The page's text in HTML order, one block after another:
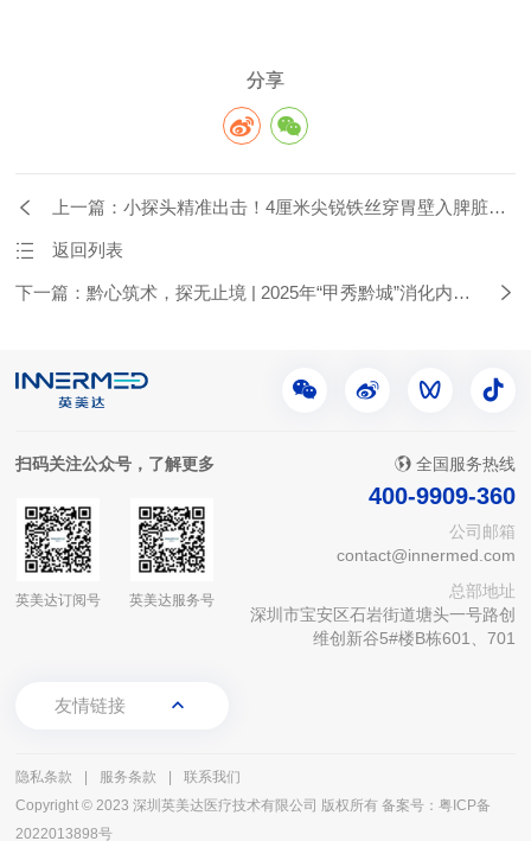
分享
上一篇：小探头精准出击！4厘米尖锐铁丝穿胃壁入脾脏，
返回列表
下一篇：黔心筑术，探无止境 | 2025年“甲秀黔城”消化内镜
扫码关注公众号，了解更多
英美达订阅号 英美达服务号
全国服务热线
400-9909-360
公司邮箱
contact@innermed.com
总部地址
深圳市宝安区石岩街道塘头一号路创
维创新谷5#楼B栋601、701
友情链接
隐私条款 | 服务条款 |
联系我们
Copyright © 2023 深圳英美达医疗技术有限公司 版权所有备案号：粤ICP备
2022013898号